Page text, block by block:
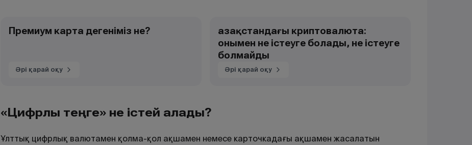
Премиум карта дегеніміз не?
Әрі қарай оқу
Қазақстандағы криптовалюта:
онымен не істеуге болады, не істеуге
болмайды
Әрі қарай оқу
«Цифрлық теңге» не істей алады?
Ұлттық цифрлық валютамен қолма-қол ақшамен немесе карточкадағы ақшамен жасалатын